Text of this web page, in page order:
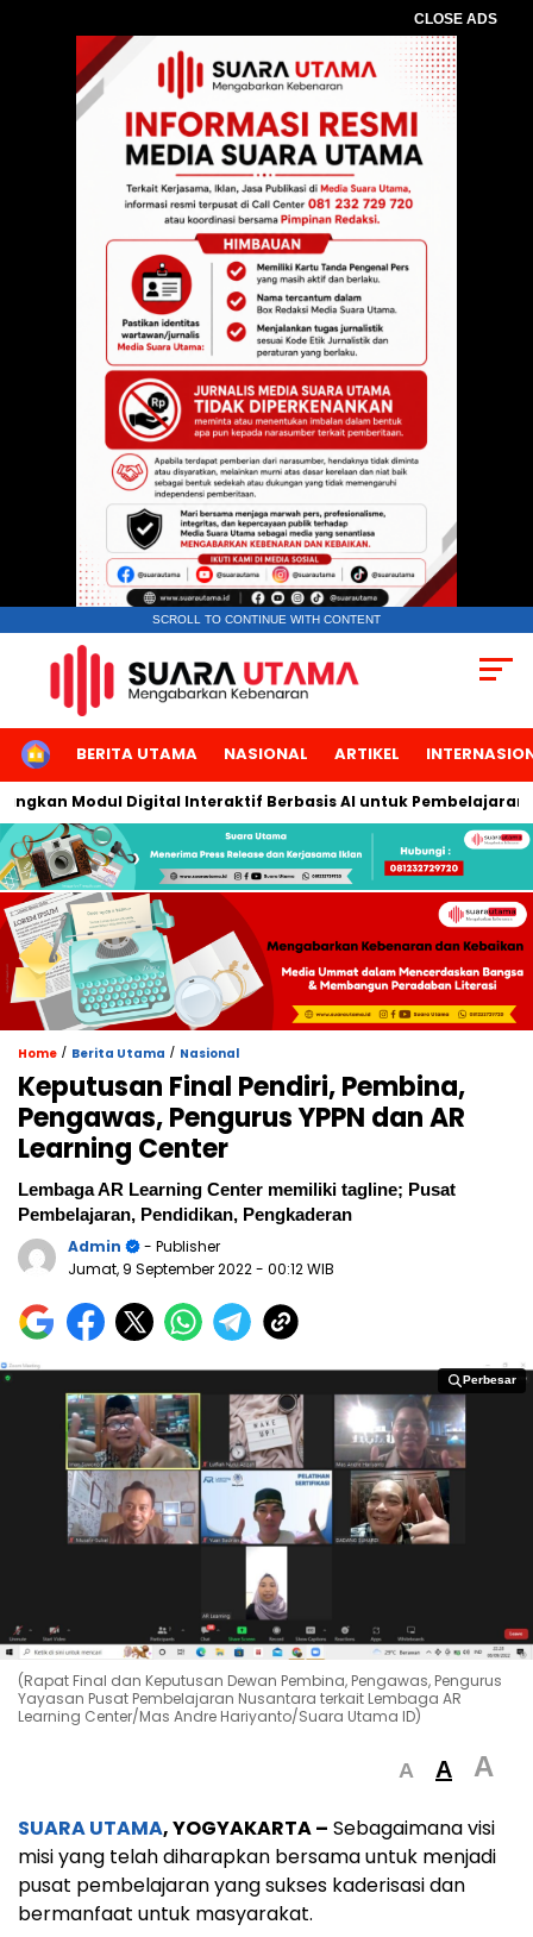
CLOSE ADS
SCROLL TO CONTINUE WITH CONTENT
HOMEBERITA UTAMA NASIONAL ARTIKEL
Modul Digital Interaktif Berbasis AI untuk Pembelajaran
Home / Berita Utama / Nasional
Keputusan Final Pendiri, Pembina,
Pengawas, Pengurus YPPN dan AR
Learning Center
Lembaga AR Learning Center memiliki tagline; Pusat
Pembelajaran, Pendidikan, Pengkaderan
Admin
- Publisher
Jumat, 9 September 2022- 00:12 WIB
Perbesar
Perbesar
(Rapat Final dan Keputusan Dewan Pembina, Pengawas, Pengurus
Yayasan Pusat Pembelajaran Nusantara terkait Lembaga AR
Learning Center/Mas Andre Hariyanto/Suara Utama ID)
A A A
SUARA UTAMA, YOGYAKARTA – Sebagaimana visi
misi yang telah diharapkan bersama untuk menjadi
pusat pembelajaran yang sukses kaderisasi dan
bermanfaat untuk masyarakat.